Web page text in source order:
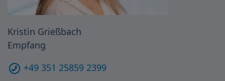
Kristin Grießbach
Empfang
+49 351 25859 2399